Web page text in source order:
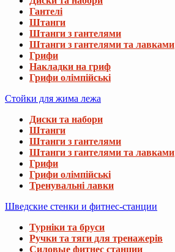
Гантелі
Штанги
Штанги з гантелями
Штанги з гантелями та лавками
Грифи
Накладки на гриф
Грифи олімпійські
Стойки для жима лежа
Диски та набори
Штанги
Штанги з гантелями
Штанги з гантелями та лавками
Грифи
Грифи олімпійські
Тренувальні лавки
Шведские стенки и фитнес-станции
Турніки та бруси
Ручки та тяги для тренажерів
Силовые фитнес станции